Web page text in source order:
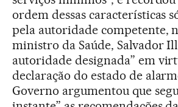
ordem dessas características
pela autoridade competente,
ministro da Saúde, Salvador
autoridade designada” em
declaração do estado de
Governo argumentou que